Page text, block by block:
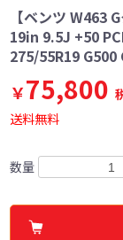
【ベンツ W463
19in 9.5J +50
275/55R19 G500
￥75,800
送料無料
数量